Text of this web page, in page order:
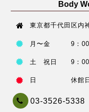
Body
東京都千代田区
月〜金 9：00
土 祝日 9：00
日 休館日
03-3526-5338